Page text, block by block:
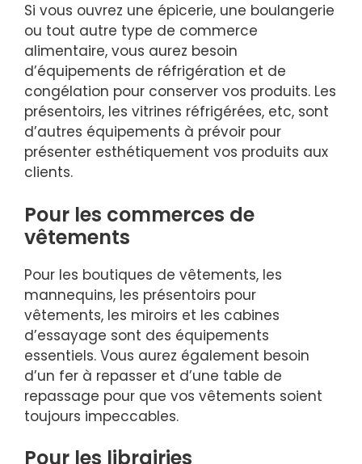
Si vous ouvrez une épicerie, une boulangerie
ou tout autre type de commerce
alimentaire, vous aurez besoin
d’équipements de réfrigération et de
congélation pour conserver vos produits. Les
présentoirs, les vitrines réfrigérées, etc, sont
d’autres équipements à prévoir pour
présenter esthétiquement vos produits aux
clients.
Pour les commerces de
vêtements
Pour les boutiques de vêtements, les
mannequins, les présentoirs pour
vêtements, les miroirs et les cabines
d’essayage sont des équipements
essentiels. Vous aurez également besoin
d’un fer à repasser et d’une table de
repassage pour que vos vêtements soient
toujours impeccables.
Pour les librairies